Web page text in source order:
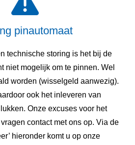
pinautomaat
technische storing is het bij de
niet mogelijk om te pinnen. Wel
worden (wisselgeld aanwezig).
ook het inleveren van
Onze excuses voor het
contact met ons op. Via de
hieronder komt u op onze